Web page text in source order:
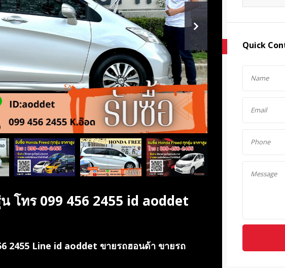
โทร 099 456 2455 id aoddet
2455 Line id aoddet ขายรถฮอนด้า ขายรถ
Quick